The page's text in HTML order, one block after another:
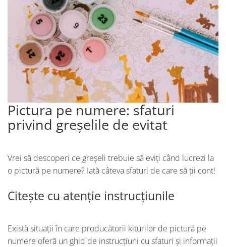
Pictura pe numere: sfaturi
privind greșelile de evitat
Vrei să descoperi ce greșeli trebuie să eviți când lucrezi la
o pictură pe numere? Iată câteva sfaturi de care să ții cont!
Citește cu atenție instrucțiunile
Există situații în care producătorii kiturilor de pictură pe
numere oferă un ghid de instrucțiuni cu sfaturi și informații